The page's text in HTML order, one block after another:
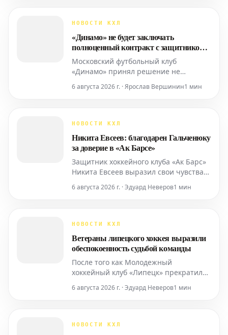
НОВОСТИ КХЛ
«Динамо» не будет заключать
полноценный контракт с защитником
Шепелевым
Московский футбольный клуб
«Динамо» принял решение не
трансферный договор с оборонцем
команды.
6 августа 2026 г. · Ярослав Вершинин1 мин
НОВОСТИ КХЛ
Никита Евсеев: благодарен Гальченюку
за доверие в «Ак Барсе»
Защитник хоккейного клуба «Ак Барс»
Никита Евсеев выразил свои чувства
Казани. Спортсмен подчеркнул, что
Гальченюком.
6 августа 2026 г. · Эдуард Неверов1 мин
НОВОСТИ КХЛ
Ветераны липецкого хоккея выразили
обеспокоенность судьбой команды
После того как Молодежный
хоккейный клуб «Липецк» прекратил
ветераны местного хоккея решили не
российского и регионального хоккея:
6 августа 2026 г. · Эдуард Неверов1 мин
НОВОСТИ КХЛ